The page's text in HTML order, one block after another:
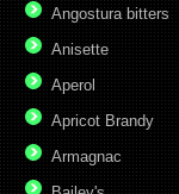
Angostura bitters
Anisette
Aperol
Apricot Brandy
Armagnac